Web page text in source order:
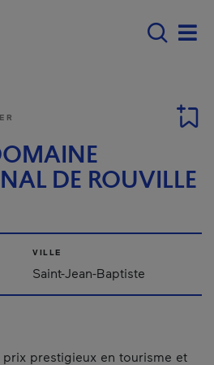
navigation -
DE ROUVILLE
VILLE
Saint-Jean-Baptiste
prestigieux en tourisme et